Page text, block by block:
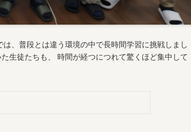
、普段とは違う環境の中で長時間学習に挑戦しまし
生徒たちも、 時間が経つにつれて驚くほど集中して